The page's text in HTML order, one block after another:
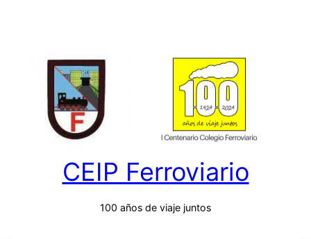
CEIP Ferroviario
100 años de viaje juntos